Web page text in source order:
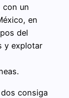
con un
en
del
y explotar
consiga